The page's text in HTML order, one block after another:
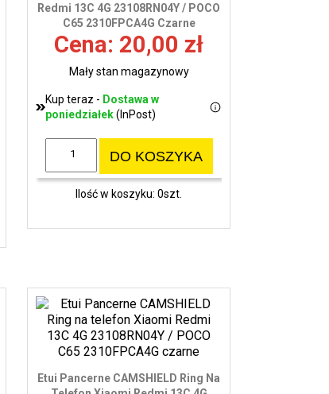
Redmi 13C 4G 23108RN04Y / POCO
C65 2310FPCA4G Czarne
Cena: 20,00 zł
Mały stan magazynowy
Kup teraz - Dostawa w
poniedziałek(InPost)
DO KOSZYKA
Ilość w koszyku: 0szt.
Etui Pancerne CAMSHIELD Ring Na